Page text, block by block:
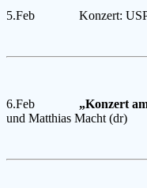
5.Feb Konzert:
6.Feb „Konzert
und Matthias Macht (dr)